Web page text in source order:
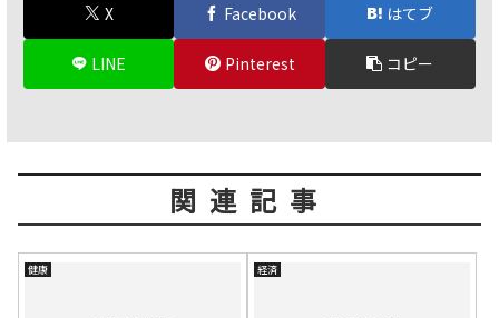
X
Facebook はてブ
LINE Pinterest コピー
関連記事
健康 経済